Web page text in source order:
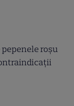
pepenele roșu